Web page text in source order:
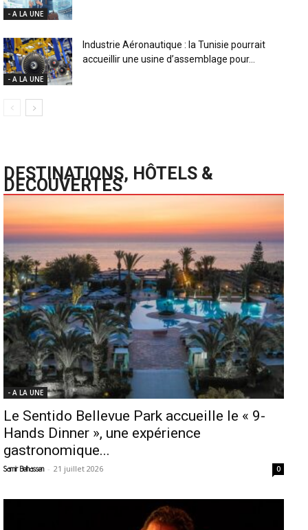
- A LA UNE
- A LA UNE
Industrie Aéronautique : la Tunisie pourrait
accueillir une usine d’assemblage pour...
DESTINATIONS, HÔTELS &
DECOUVERTES
- A LA UNE
Le Sentido Bellevue Park accueille le « 9-
Hands Dinner », une expérience
gastronomique...
Samir Belhassen - 21 juillet 2026 0